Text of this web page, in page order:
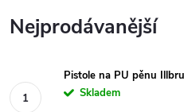
Nejprodávanější
Pistole na PU pěnu
Skladem